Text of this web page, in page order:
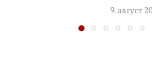
9. август